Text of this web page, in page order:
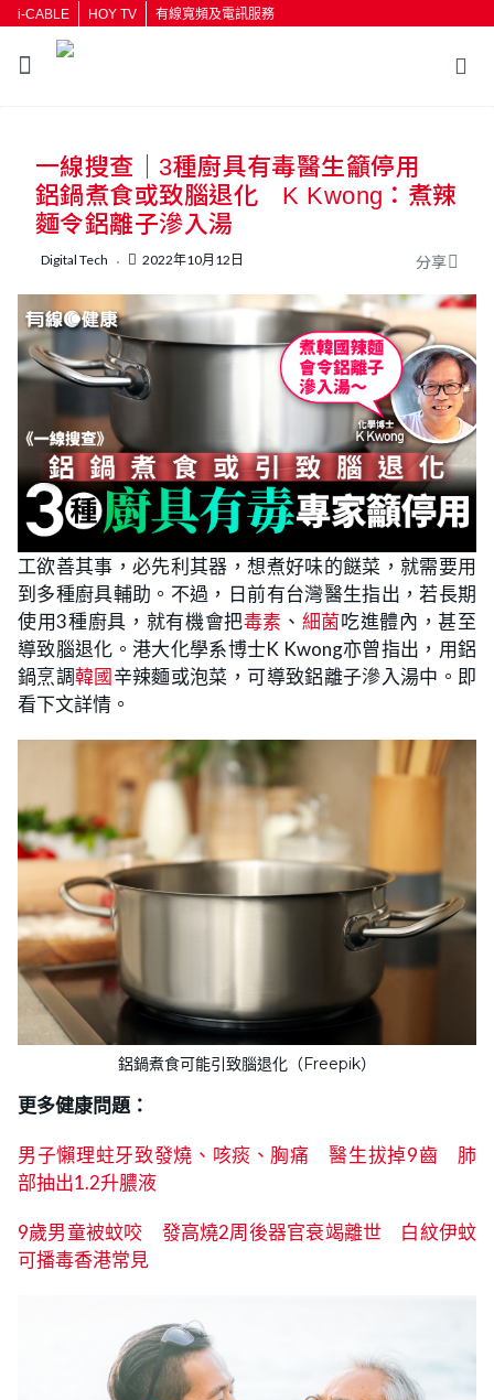
i-CABLE HOY TV 有線寬頻及電訊服務
按輸入鍵開始搜尋
一線搜查｜3種廚具有毒醫生籲停用
鋁鍋煮食或致腦退化 K Kwong：煮辣
麵令鋁離子滲入湯
Digital Tech 2022年10月12日 分享
工欲善其事，必先利其器，想煮好味的餸菜，就需要用
到多種廚具輔助。不過，日前有台灣醫生指出，若長期
使用3種廚具，就有機會把毒素 、 細菌吃進體內，甚至
導致腦退化。港大化學系博士K Kwong亦曾指出，用鋁
鍋烹調韓國辛辣麵或泡菜，可導致鋁離子滲入湯中。即
看下文詳情。
鋁鍋煮食可能引致腦退化（Freepik）
更多健康問題：
男子懶理蛀牙致發燒、咳痰、胸痛 醫生拔掉9齒 肺
部抽出1.2升膿液
9歲男童被蚊咬 發高燒2周後器官衰竭離世 白紋伊蚊
可播毒香港常見